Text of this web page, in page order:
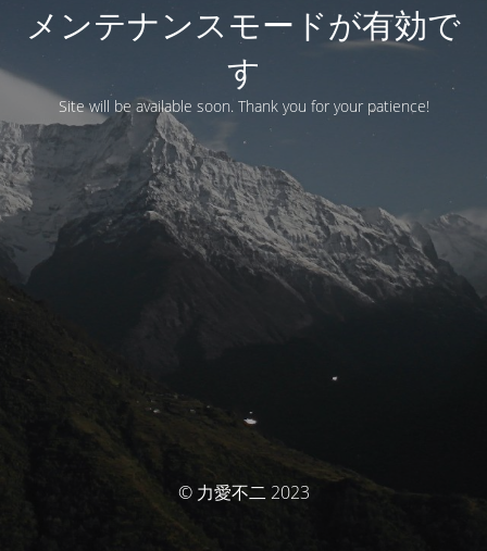
メンテナンスモードが有効で
す
Site will be available soon. Thank you for your patience!
© 力愛不二 2023